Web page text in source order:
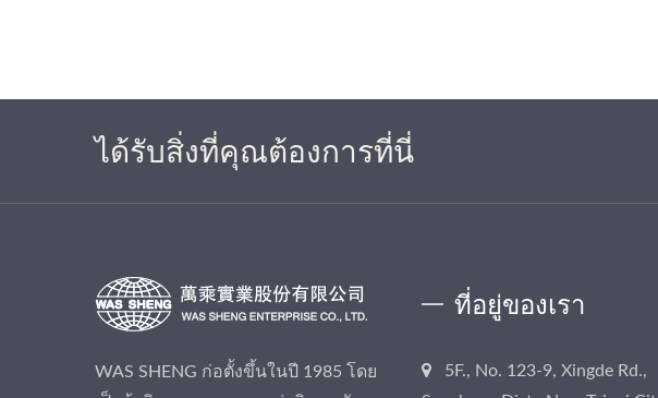
ได้รับสิ่งที่คุณต้องการที่นี่
WAS SHENG ก่อตั้งขึ้นในปี 1985 โดย
ที่อยู่ของเรา
5F., No. 123-9, Xingde Rd.,